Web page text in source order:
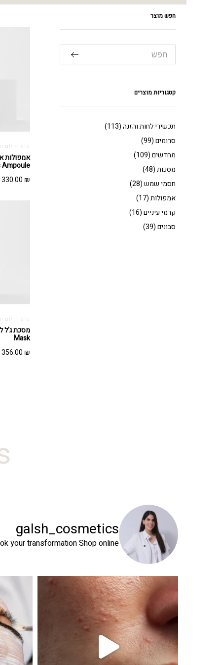
חפש מוצר
קטגוריות מוצרים
תכשירי לחות והזנה(113)
סרומים(99)
מחדשים(109)
מסכות(48)
חסמי שמש(28)
אמפולות(17)
קרמי עיניים(16)
סבונים(39)
טיפוח יום
אמפולות
Ampoule
330.00 ₪
טיפוח יום
Mask
356.00 ₪
galsh_cosmetics
your transformationShop online⬇️
טיפול פנים נכון הוא הרבה מעבר לניקוי העור. המטרה ה זה